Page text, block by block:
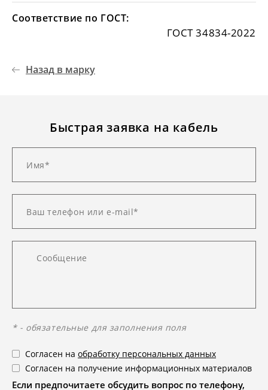
Соответствие по ГОСТ:
ГОСТ 34834-2022
Назад в марку
Быстрая заявка на кабель
* - обязательные для заполнения поля
Согласен на обработку персональных данных
Согласен на получение информационных материалов
Если предпочитаете обсудить вопрос по телефону,